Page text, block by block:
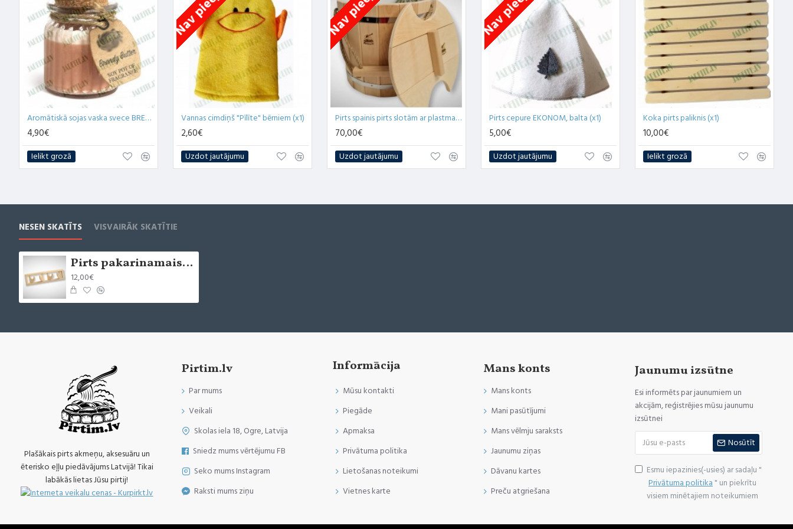
Aromātiskā sojas vaska svece BRENDIJA SVIESTS 60g
4,90€
Ielikt grozā
Vannas cimdiņš "Pīlīte" bērniem (x1)
2,60€
Uzdot jautājumu
Pirts spainis pirts slotām ar plastmasas ieliktni un vāku 20L
70,00€
Uzdot jautājumu
Pirts cepure EKONOM, balta (x1)
5,00€
Uzdot jautājumu
Koka pirts paliknis (x1)
10,00€
Ielikt grozā
NESEN SKATĪTS VISVAIRĀK SKATĪTIE
Pirts pakarinamais ar 4 atvāžamiem āķiem
12,00€
Plašākais pirts akmeņu, aksesuāru un
ēterisko eļļu piedāvājums Latvijā! Tikai
labākās lietas Jūsu pirtij!
Pirtim.lv
Par mums
Veikali
Skolas iela 18, Ogre, Latvija
Sniedz mums vērtējumu FB
Seko mums Instagram
Raksti mums ziņu
Informācija
Mūsu kontakti
Piegāde
Apmaksa
Privātuma politika
Lietošanas noteikumi
Vietnes karte
Mans konts
Mans konts
Mani pasūtījumi
Mans vēlmju saraksts
Jaunumu ziņas
Dāvanu kartes
Preču atgriešana
Jaunumu izsūtne
Esi informēts par jaunumiem un
akcijām, reģistrējies mūsu jaunumu
izsūtnei
Nosūtīt
Esmu iepazinies(-usies) ar sadaļu "
Privātuma politika " un piekrītu
visiem minētajiem noteikumiem